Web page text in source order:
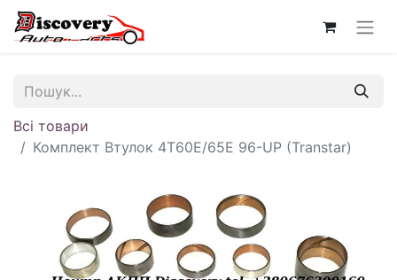
Всі товари
Комплект Втулок 4T60E/65E 96-UP (Transtar)